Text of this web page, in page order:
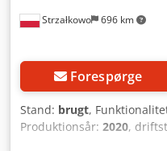
Strzałkowo 696 km
Forespørge
Stand: brugt,
Produktionsår: 2020,